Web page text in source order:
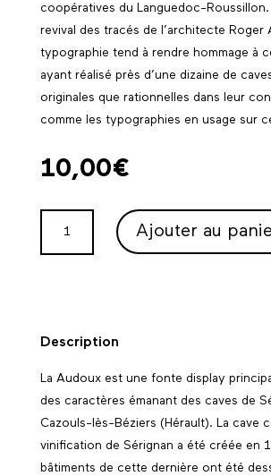
coopératives du Languedoc-Roussillon.
revival des tracés de l’architecte Roger
typographie tend à rendre hommage à
ayant réalisé près d’une dizaine de
originales que rationnelles dans leur
comme les typographies en usage sur
10,00€
FONT
Ajouter au
Description
La Audoux est une fonte display
des caractères émanant des caves de
Cazouls-lès-Béziers (Hérault). La cave
vinification de Sérignan a été créée en
bâtiments de cette dernière ont été